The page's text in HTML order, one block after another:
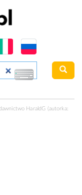
HaraldG (autorka: